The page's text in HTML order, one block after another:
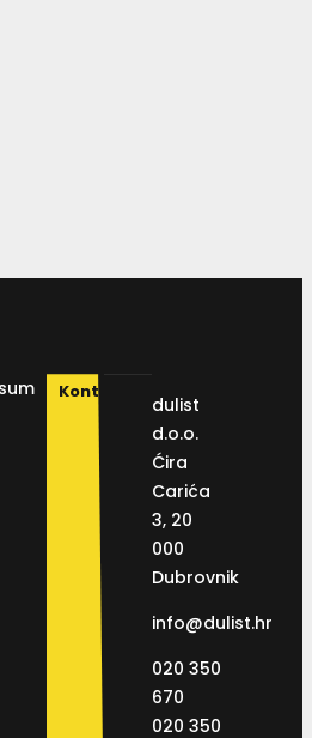
Kontakt
dulist
d.o.o.
Ćira
Carića
3, 20
000
Dubrovnik
info@dulist.hr
020 350
670
020 350